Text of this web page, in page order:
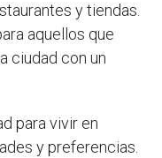
y tiendas.
aquellos que
ciudad con un
para vivir en
y preferencias.